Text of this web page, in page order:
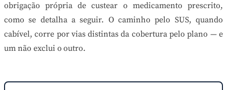
obrigação própria de custear o medicamento prescrito,
como se detalha a seguir. O caminho pelo SUS, quando
cabível, corre por vias distintas da cobertura pelo plano — e
um não exclui o outro.